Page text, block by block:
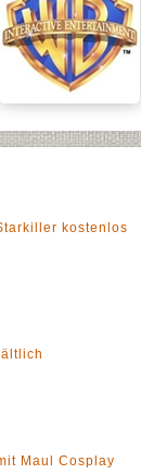
kostenlos
Maul Cosplay